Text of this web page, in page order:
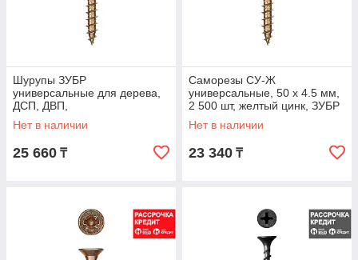
Шурупы ЗУБР
универсальные для дерева,
ДСП, ДВП,
желтопассивированные, PZ,
4,5х45мм, ТФ0, 3000шт,
Нет в наличии
25 660 ₸
Саморезы СУ-Ж
универсальные, 50 х 4.5 мм,
2 500 шт, желтый цинк, ЗУБР
(4-300390-45-050)
Нет в наличии
23 340 ₸